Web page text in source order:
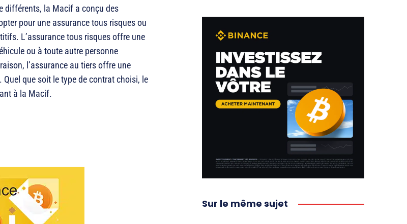
différents, la Macif a conçu des
pour une assurance tous risques ou
L’assurance tous risques offre une
ou à toute autre personne
l’assurance au tiers offre une
que soit le type de contrat choisi, le
à la Macif.
Sur le même sujet